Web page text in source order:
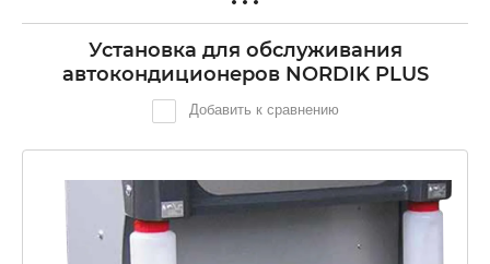
Установка для обслуживания
автокондиционеров NORDIK PLUS
Добавить к сравнению